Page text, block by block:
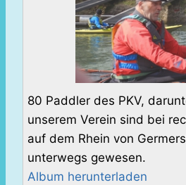
80 Paddler des PKV,
unserem Verein sind bei
auf dem Rhein von
unterwegs gewesen.
Album herunterladen